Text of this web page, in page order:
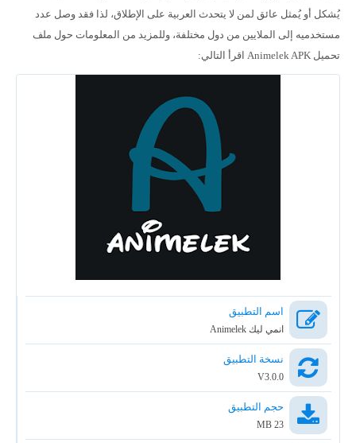
يُشكل أو يُمثل عائق لمن لا يتحدث العربية على الإطلاق، لذا فقد وصل عدد
مستخدميه إلى الملايين من دول مختلفة، وللمزيد من المعلومات حول ملف
تحميل Animelek APK اقرأ التالي:
اسم التطبيق
انمي ليك Animelek
نسخة التطبيق
V3.0.0
حجم التطبيق
23 MB